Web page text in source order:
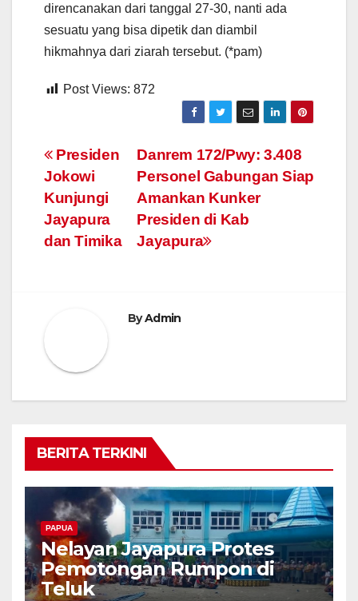
direncanakan dari tanggal 27-30, nanti ada
sesuatu yang bisa dipetik dan diambil
hikmahnya dari ziarah tersebut. (*pam)
Post Views: 872
Navigasi
pos
Danrem 172/Pwy: 3.408
Personel Gabungan Siap
Amankan Kunker
Presiden di Kab
Jayapura
Presiden
Jokowi
Kunjungi
Jayapura
dan Timika
ByAdmin
BERITA TERKINI
PAPUA
Nelayan Jayapura Protes
Pemotongan Rumpon di
Teluk